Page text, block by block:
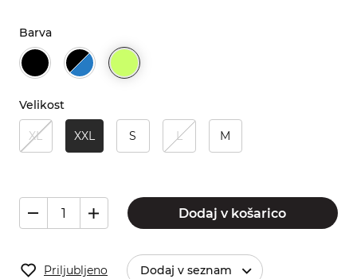
Barva
Velikost
XL XXL S L M
Dodaj v košarico
Priljubljeno Dodaj v seznam